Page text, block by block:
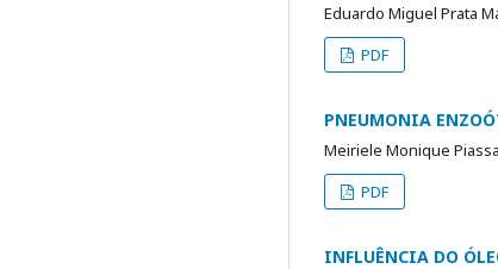
Eduardo Miguel Prata
PDF
PNEUMONIA
Meiriele Monique
PDF
INFLUÊNCIA DO